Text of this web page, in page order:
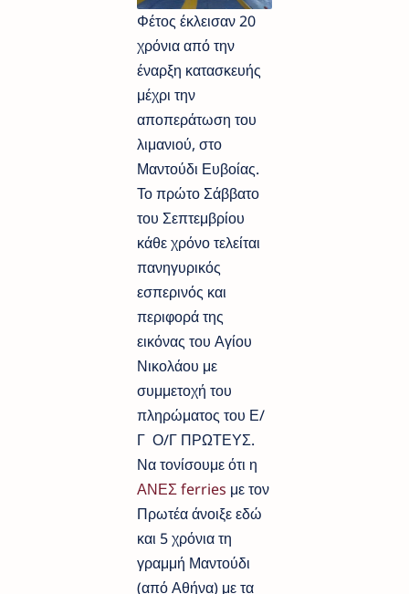
Φέτος έκλεισαν 20
χρόνια από την
έναρξη κατασκευής
μέχρι την
αποπεράτωση του
λιμανιού, στο
Μαντούδι Ευβοίας.
Το πρώτο Σάββατο
του Σεπτεμβρίου
κάθε χρόνο τελείται
πανηγυρικός
εσπερινός και
περιφορά της
εικόνας του Αγίου
Νικολάου με
συμμετοχή του
πληρώματος του Ε/
Γ Ο/Γ ΠΡΩΤΕΥΣ.
Να τονίσουμε ότι η
ΑΝΕΣ ferries με τον
Πρωτέα άνοιξε εδώ
και 5 χρόνια τη
γραμμή Μαντούδι
(από Αθήνα) με τα